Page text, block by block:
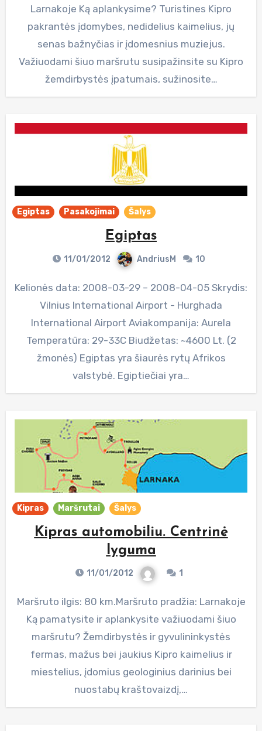
Larnakoje Ką aplankysime? Turistines Kipro
pakrantės įdomybes, nedidelius kaimelius, jų
senas bažnyčias ir įdomesnius muziejus.
Važiuodami šiuo maršrutu susipažinsite su Kipro
žemdirbystės įpatumais, sužinosite…
Egiptas Pasakojimai Šalys
Egiptas
11/01/2012 AndriusM 10
Kelionės data: 2008-03-29 – 2008-04-05 Skrydis:
Vilnius International Airport - Hurghada
International Airport Aviakompanija: Aurela
Temperatūra: 29-33C Biudžetas: ~4600 Lt. (2
žmonės) Egiptas yra šiaurės rytų Afrikos
valstybė. Egiptiečiai yra…
Kipras Maršrutai Šalys
Kipras automobiliu. Centrinė
lyguma
11/01/2012 1
Maršruto ilgis: 80 km.Maršruto pradžia: Larnakoje
Ką pamatysite ir aplankysite važiuodami šiuo
maršrutu? Žemdirbystės ir gyvulininkystės
fermas, mažus bei jaukius Kipro kaimelius ir
miestelius, įdomius geologinius darinius bei
nuostabų kraštovaizdį,…